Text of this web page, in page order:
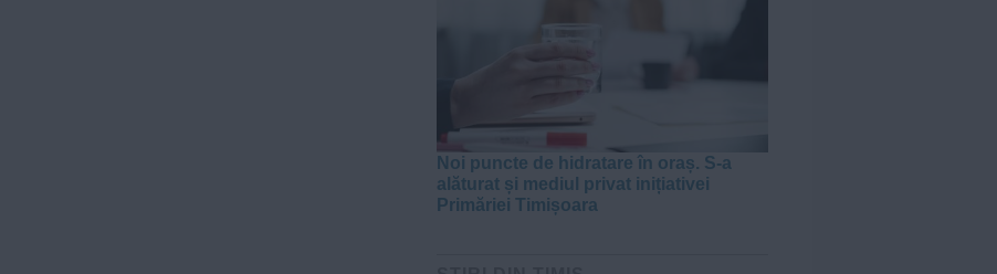
Noi puncte de hidratare în oraș. S-a
alăturat și mediul privat inițiativei
Primăriei Timișoara